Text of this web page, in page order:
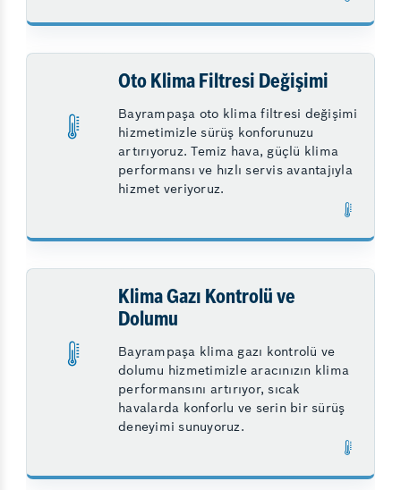
Oto Klima Filtresi Değişimi
Bayrampaşa oto klima filtresi değişimi
hizmetimizle sürüş konforunuzu
artırıyoruz. Temiz hava, güçlü klima
performansı ve hızlı servis avantajıyla
hizmet veriyoruz.
Klima Gazı Kontrolü ve
Dolumu
Bayrampaşa klima gazı kontrolü ve
dolumu hizmetimizle aracınızın klima
performansını artırıyor, sıcak
havalarda konforlu ve serin bir sürüş
deneyimi sunuyoruz.